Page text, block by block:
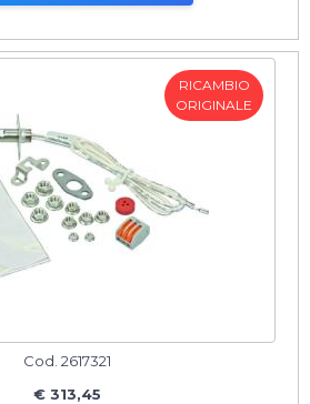
RICAMBIO
ORIGINALE
Cod. 2617321
€ 313,45